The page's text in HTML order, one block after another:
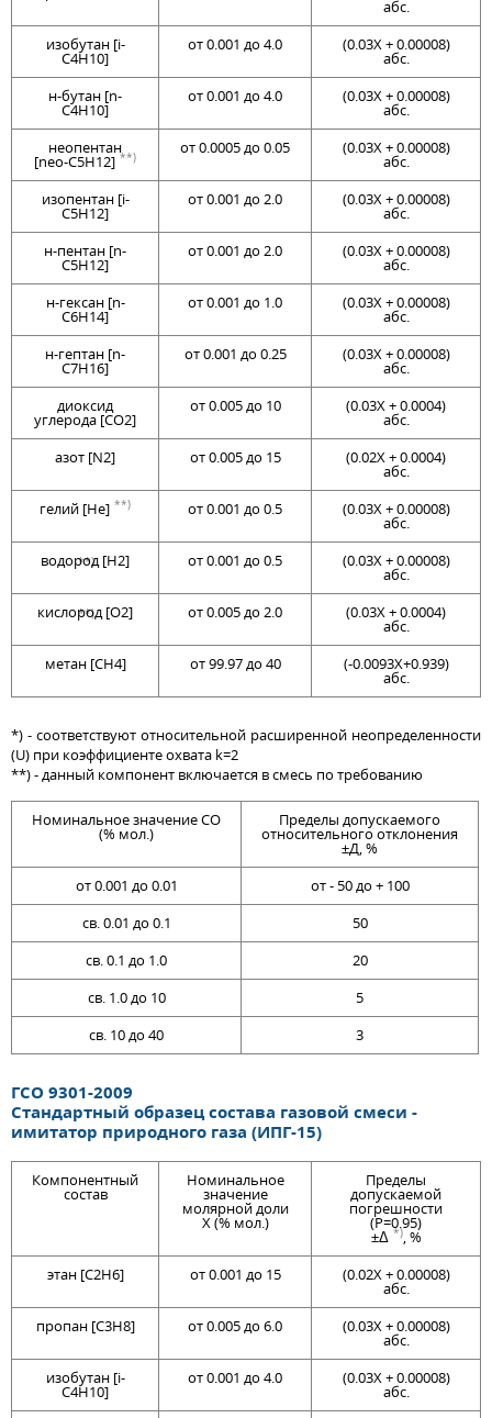
абс.
изобутан [i-
C4H10]
от 0.001 до 4.0 (0.03Х + 0.00008)
абс.
н-бутан [n-
C4H10]
от 0.001 до 4.0 (0.03Х + 0.00008)
абс.
нeoпентан
[neo-C5H12] **)
от 0.0005 до 0.05 (0.03Х + 0.00008)
абс.
изопентан [i-
C5H12]
от 0.001 до 2.0 (0.03Х + 0.00008)
абс.
н-пентан [n-
C5H12]
от 0.001 до 2.0 (0.03Х + 0.00008)
абс.
н-гексан [n-
C6H14]
от 0.001 до 1.0 (0.03Х + 0.00008)
абс.
н-гептан [n-
C7H16]
от 0.001 до 0.25 (0.03Х + 0.00008)
абс.
диоксид
углерода [CO2]
от 0.005 до 10 (0.03Х + 0.0004)
абс.
азот [N2]
от 0.005 до 15 (0.02Х + 0.0004)
абс.
гелий [He] **) от 0.001 до 0.5 (0.03Х + 0.00008)
абс.
водород [H2]
**) от 0.001 до 0.5 (0.03Х + 0.00008)
абс.
кислород [O2]
**) от 0.005 до 2.0 (0.03Х + 0.0004)
абс.
метан [CH4]
от 99.97 до 40 (-0.0093Х+0.939)
абс.
*) - соответствуют относительной расширенной неопределенности
(U) при коэффициенте охвата k=2
**) - данный компонент включается в смесь по требованию
Номинальное значение СО
(% мол.)
Пределы допускаемого
относительного отклонения
±Д, %
от 0.001 до 0.01
от - 50 до + 100
св. 0.01 до 0.1
50
св. 0.1 до 1.0
20
св. 1.0 до 10
5
св. 10 до 40
3
ГСО 9301-2009
Стандартный образец состава газовой смеси -
имитатор природного газа (ИПГ-15)
Компонентный
состав
Номинальное
значение
молярной доли
X (% мол.)
Пределы
допускаемой
погрешности
(P=0.95)
±Δ *), %
этан [C2H6]
от 0.001 до 15 (0.02Х + 0.00008)
абс.
пропан [C3H8]
от 0.005 до 6.0 (0.03Х + 0.00008)
абс.
изобутан [i-
C4H10]
от 0.001 до 4.0 (0.03Х + 0.00008)
абс.